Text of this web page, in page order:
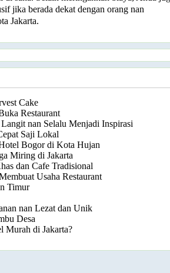
jika berada dekat dengan orang nan
Jakarta.
Cake
Restaurant
nan Selalu Menjadi Inspirasi
Saji Lokal
Bogor di Kota Hujan
Miring di Jakarta
dan Cafe Tradisional
Usaha Restaurant
Timur
nan Lezat dan Unik
Desa
Murah di Jakarta?